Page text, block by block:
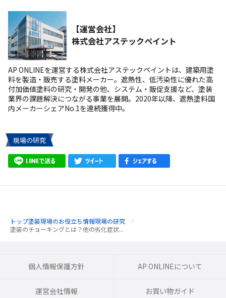
【運営会社】
株式会社アステックペイント
AP ONLINEを運営する株式会社アステックペイントは、建築用塗
料を製造・販売する塗料メーカー。遮熱性、低汚染性に優れた高
付加価値塗料の研究・開発の他、システム・販促支援など、塗装
業界の課題解決につながる事業を展開。2020年以降、遮熱塗料国
内メーカーシェアNo.1を連続獲得中。
現場の研究
トップ塗装現場のお役立ち情報現場の研究
塗装のチョーキングとは？他の劣化症状...
個人情報保護方針 AP ONLINEについて
運営会社情報 お買い物ガイド